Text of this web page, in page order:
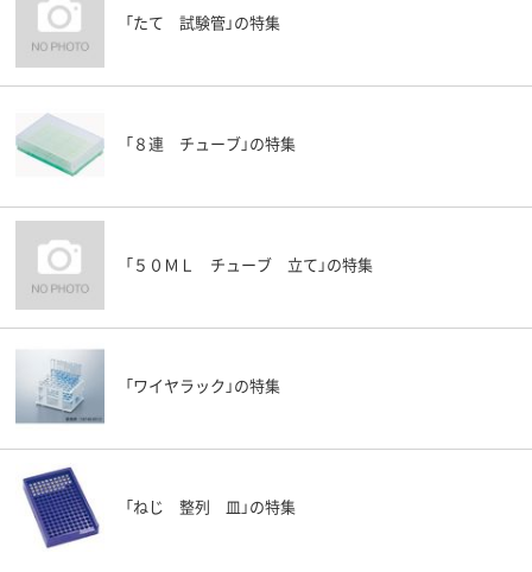
「たて 試験管」の特集
「８連 チューブ」の特集
「５０ＭＬ チューブ 立て」の特集
「ワイヤラック」の特集
「ねじ 整列 皿」の特集